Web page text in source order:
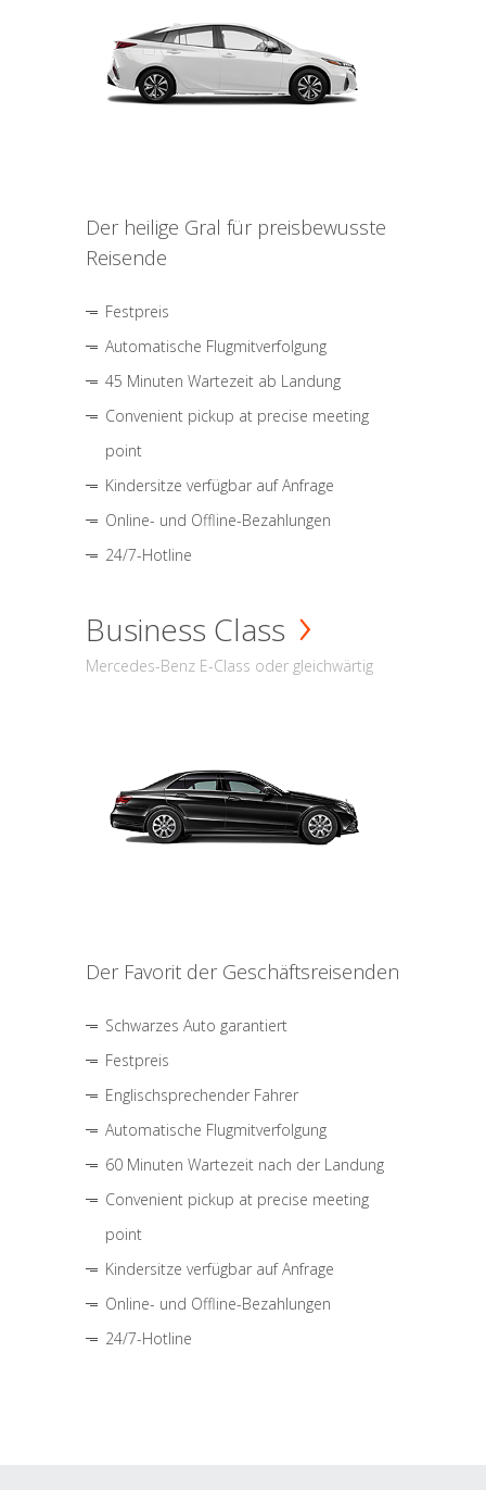
Der heilige Gral für preisbewusste
Reisende
Festpreis
Automatische Flugmitverfolgung
45 Minuten Wartezeit ab Landung
Convenient pickup at precise meeting
point
Kindersitze verfügbar auf Anfrage
Online- und Offline-Bezahlungen
24/7-Hotline
Business Class
Mercedes-Benz E-Class oder gleichwärtig
Der Favorit der Geschäftsreisenden
Schwarzes Auto garantiert
Festpreis
Englischsprechender Fahrer
Automatische Flugmitverfolgung
60 Minuten Wartezeit nach der Landung
Convenient pickup at precise meeting
point
Kindersitze verfügbar auf Anfrage
Online- und Offline-Bezahlungen
24/7-Hotline